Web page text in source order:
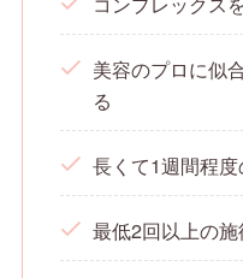
美容のプロに似
る
長くて1週間程
最低2回以上の